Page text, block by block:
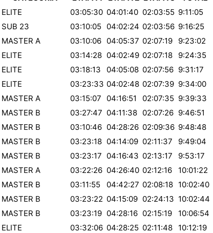
ELITE 03:05:30 04:01:40 02:03:55 9:11:05
SUB 23 03:10:05 04:02:24 02:03:56 9:16:25
MASTER A 03:10:06 04:05:37 02:07:19
9:23:02
ELITE 03:14:28 04:02:49 02:07:18
9:24:35
ELITE 03:18:13 04:05:08 02:07:56 9:31:17
ELITE 03:23:33 04:02:48 02:07:39 9:34:00
MASTER A 03:15:07 04:16:51 02:07:35 9:39:33
MASTER B 03:27:47 04:11:38 02:07:26 9:46:51
MASTER B 03:10:46 04:28:26 02:09:36 9:48:48
MASTER B 03:23:18 04:14:09 02:11:37
9:49:04
MASTER B 03:23:17 04:16:43 02:13:17
9:53:17
MASTER A 03:22:26 04:26:40 02:12:16
10:01:22
MASTER B 03:11:55 04:42:27 02:08:18 10:02:40
MASTER B 03:23:22 04:15:09 02:24:13 10:02:44
MASTER B 03:23:19 04:28:16 02:15:19
10:06:54
ELITE 03:32:06 04:28:25 02:11:48
10:12:19